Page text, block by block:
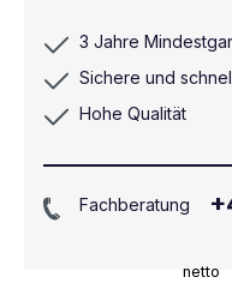
netto
3 Jahre
Sichere und
Hohe Qualität
Fachberatung